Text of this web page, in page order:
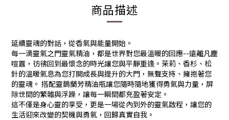
商品描述
延續靈魂的對話，從香氣與能量開始。
每一滴靈氣之門靈氣精油，都是世界對您最溫暖的回應--遠離凡塵
喧囂，彷彿回到最懷念的時光讓您與平靜重逢。茉莉、香杉、松
針的溫暖氣息為您打開成長與提升的大門，無聲支持、擁抱著您
的靈魂。 搭配靈鵲蘭芳精油瓶讓您隨時隨地獲得勇氣與力量，屏
除世間的繁雜與浮躁，讓每一瞬間都充盈著安定。
這不僅是身心靈的享受，更是一場從內到外的靈氣啟程，讓您的
生活迎來改變的契機與勇氣，回歸真實自我。